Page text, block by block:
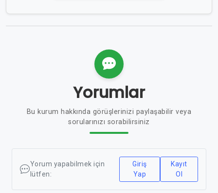
Yorumlar
Bu kurum hakkında görüşlerinizi paylaşabilir veya
sorularınızı sorabilirsiniz
Yorum yapabilmek için
lütfen:
Giriş
Yap
Kayıt
Ol